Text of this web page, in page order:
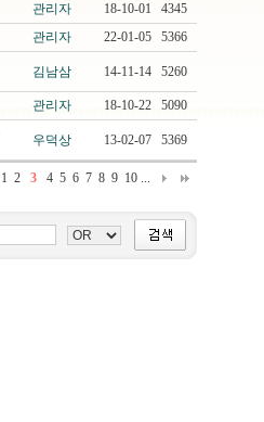
관리자 18-10-01
4345
관리자 22-01-05 5366
김남삼 14-11-14 5260
관리자 18-10-22 5090
우덕상 13-02-07 5369
1 2 3 4 5 6 7 8 9 10 ...